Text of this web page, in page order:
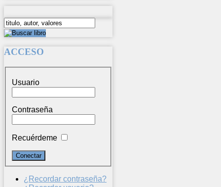
ACCESO
Usuario
Contraseña
Recuérdeme
¿Recordar contraseña?